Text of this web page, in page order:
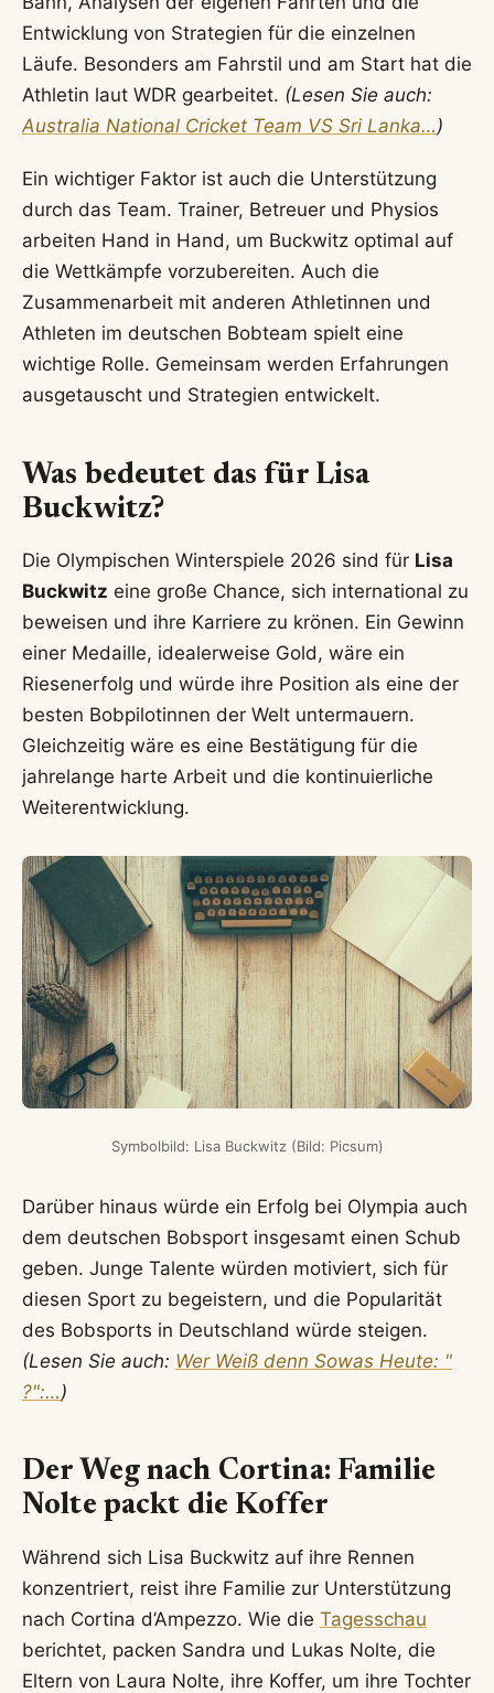
Entwicklung von Strategien für die einzelnen
Läufe. Besonders am Fahrstil und am Start hat die
Athletin laut WDR gearbeitet. (Lesen Sie auch:
Australia National Cricket Team VS Sri Lanka…)
Ein wichtiger Faktor ist auch die Unterstützung
durch das Team. Trainer, Betreuer und Physios
arbeiten Hand in Hand, um Buckwitz optimal auf
die Wettkämpfe vorzubereiten. Auch die
Zusammenarbeit mit anderen Athletinnen und
Athleten im deutschen Bobteam spielt eine
wichtige Rolle. Gemeinsam werden Erfahrungen
ausgetauscht und Strategien entwickelt.
Was bedeutet das für Lisa
Buckwitz?
Die Olympischen Winterspiele 2026 sind für Lisa
Buckwitz eine große Chance, sich international zu
beweisen und ihre Karriere zu krönen. Ein Gewinn
einer Medaille, idealerweise Gold, wäre ein
Riesenerfolg und würde ihre Position als eine der
besten Bobpilotinnen der Welt untermauern.
Gleichzeitig wäre es eine Bestätigung für die
jahrelange harte Arbeit und die kontinuierliche
Weiterentwicklung.
Symbolbild: Lisa Buckwitz (Bild: Picsum)
Darüber hinaus würde ein Erfolg bei Olympia auch
dem deutschen Bobsport insgesamt einen Schub
geben. Junge Talente würden motiviert, sich für
diesen Sport zu begeistern, und die Popularität
des Bobsports in Deutschland würde steigen.
(Lesen Sie auch: Wer Weiß denn Sowas Heute: "
?":…)
Der Weg nach Cortina: Familie
Nolte packt die Koffer
Während sich Lisa Buckwitz auf ihre Rennen
konzentriert, reist ihre Familie zur Unterstützung
nach Cortina d’Ampezzo. Wie die Tagesschau
berichtet, packen Sandra und Lukas Nolte, die
Eltern von Laura Nolte, ihre Koffer, um ihre Tochter